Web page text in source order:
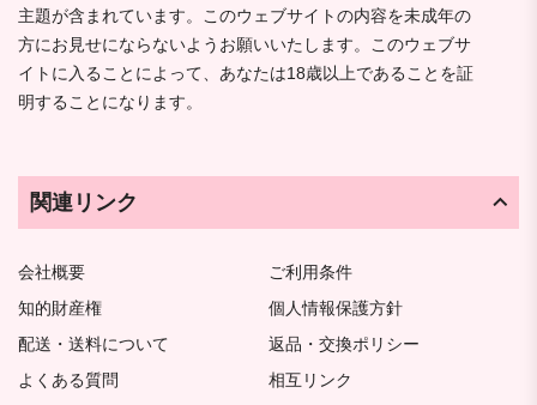
主題が含まれています。このウェブサイトの内容を未成年の
方にお見せにならないようお願いいたします。このウェブサ
イトに入ることによって、あなたは18歳以上であることを証
明することになります。
関連リンク
会社概要
ご利用条件
知的財産権
個人情報保護方針
配送・送料について
返品・交換ポリシー
よくある質問
相互リンク